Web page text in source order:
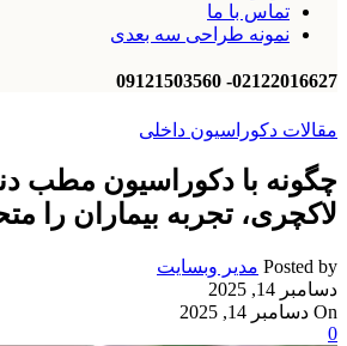
تماس با ما
نمونه طراحی سه بعدی
02122016627- 09121503560
مقالات دکوراسیون داخلی
چگونه با دکوراسیون مطب
لاکچری، تجربه بیماران را
Posted by مدیر وبسایت
دسامبر 14, 2025
On دسامبر 14, 2025
0